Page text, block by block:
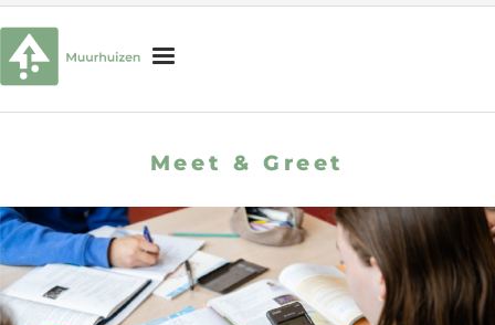
Begeleiding
Schoolorganisatie
Praktische informatie
Meet & Greet